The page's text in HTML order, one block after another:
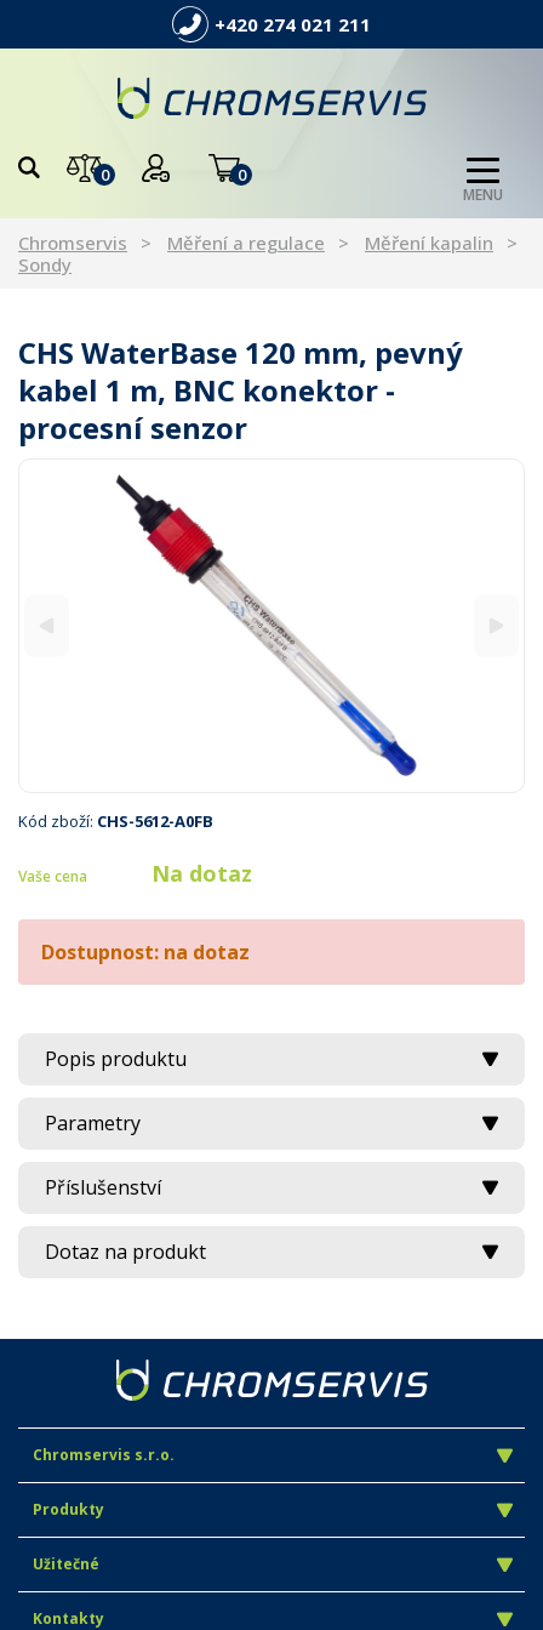
+420 274 021 211
0 0
MENU
Chromservis Měření a regulace
Měření kapalin
Sondy
CHS WaterBase 120 mm, pevný
kabel 1 m, BNC konektor -
procesní senzor
Kód zboží: CHS-5612-A0FB
Vaše cena Na dotaz
Dostupnost: na dotaz
Popis produktu
Parametry
Příslušenství
Dotaz na produkt
Chromservis s.r.o.
Produkty
Užitečné
Kontakty